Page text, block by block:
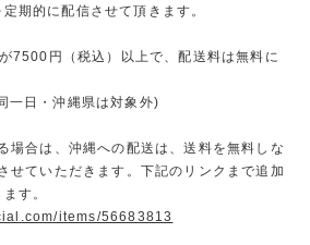
期的に配信させて頂きます。
7500円（税込）以上で、配送料は無料に
一日・沖縄県は対象外)
合は、沖縄への配送は、送料を無料しな
せていただきます。下記のリンクまで追加
す。
items/56683813